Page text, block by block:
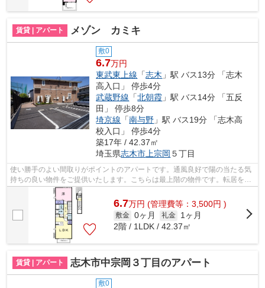
賃貸 | アパート メゾン カミキ
敷0
6.7万円
東武東上線 「志木 」駅 バス13分 「志木
高入口」 停歩4分
武蔵野線 「北朝霞 」駅 バス14分 「五反
田」 停歩8分
埼京線 「南与野 」駅 バス19分 「志木高
校入口」 停歩4分
築17年 / 42.37㎡
埼玉県志木市 上宗岡 ５丁目
使い勝手のよい間取りがポイントのアパートです。通風良好で陽の当たる気
持ちの良い物件をご提供いたします。こちらは最上階の物件です。転居をお
考えの方におすすめなのが、こちらの...
6.7万円 (管理費等：3,500円 )
敷金 0ヶ月 礼金
1ヶ月
2階 / 1LDK / 42.37㎡
賃貸 | アパート 志木市中宗岡３丁目のアパート
敷0